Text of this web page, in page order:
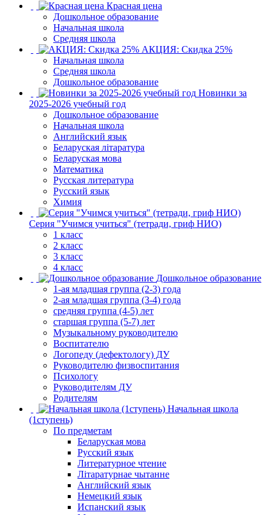
Красная цена
Дошкольное образование
Начальная школа
Средняя школа
АКЦИЯ: Скидка 25%
Начальная школа
Средняя школа
Дошкольное образование
Новинки за
2025-2026 учебный год
Дошкольное образование
Начальная школа
Английский язык
Беларуская літаратура
Беларуская мова
Математика
Русская литература
Русский язык
Химия
Серия "Учимся учиться" (тетради, гриф НИО)
1 класс
2 класс
3 класс
4 класс
Дошкольное образование
1-ая младшая группа (2-3) года
2-ая младшая группа (3-4) года
средняя группа (4-5) лет
старшая группа (5-7) лет
Музыкальному руководителю
Воспитателю
Логопеду (дефектологу) ДУ
Руководителю физвоспитания
Психологу
Руководителям ДУ
Родителям
Начальная школа
(1ступень)
По предметам
Беларуская мова
Русский язык
Литературное чтение
Літаратурнае чытанне
Английский язык
Немецкий язык
Испанский язык